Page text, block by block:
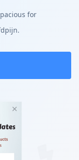
for